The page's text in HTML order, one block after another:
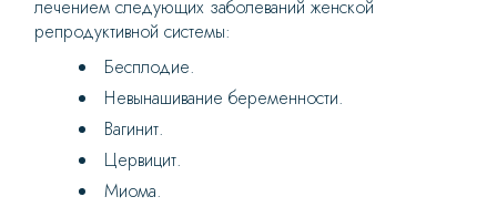
лечением следующих заболеваний женской
репродуктивной системы:
Бесплодие.
Невынашивание беременности.
Вагинит.
Цервицит.
Миома.